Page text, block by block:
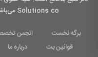
Solutions co می‌باشد. Copyright © ۲۰۱۷ - ۲۰۲۵
برگه نخست انجمن
قوانین بت
درباره ما